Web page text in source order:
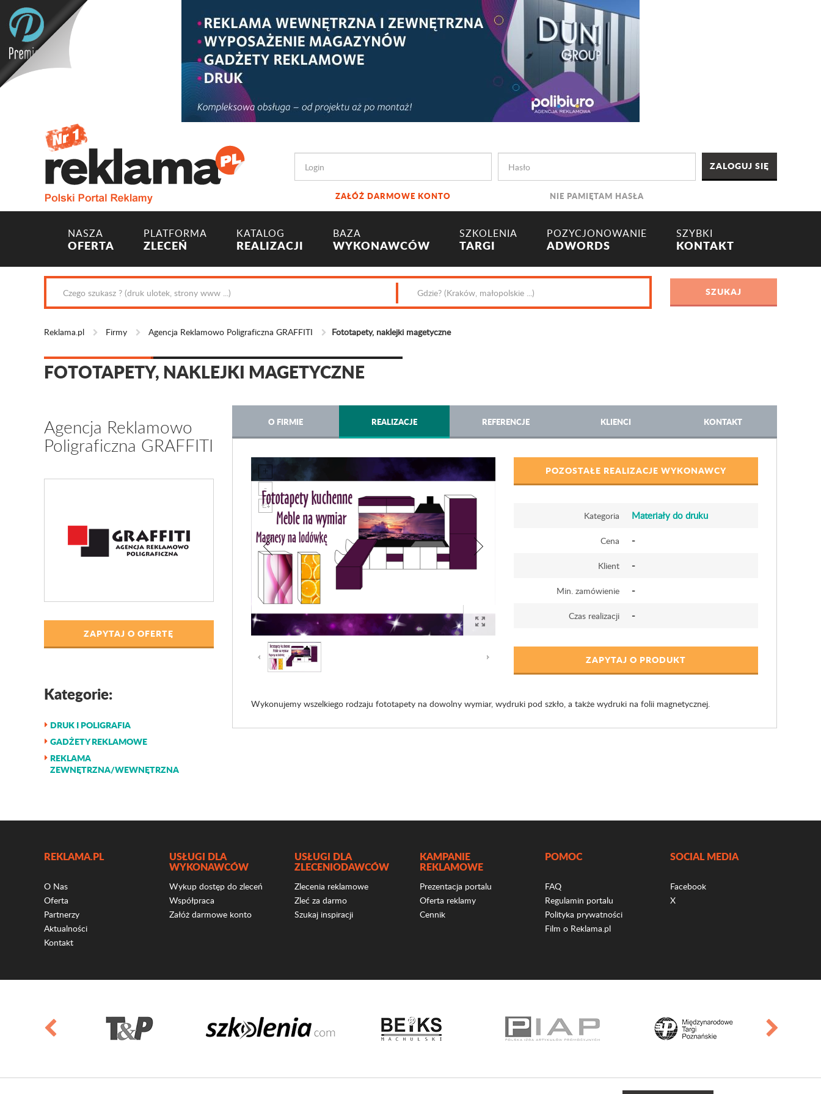
ZAŁÓŻ DARMOWE KONTO NIE PAMIĘTAM HASŁA
NASZA
OFERTA
PLATFORMA
ZLECEŃ
KATALOG
REALIZACJI
BAZA
WYKONAWCÓW
SZKOLENIA
TARGI
POZYCJONOWANIE
ADWORDS
SZYBKI
KONTAKT
Reklama.pl Firmy Agencja Reklamowo Poligraficzna GRAFFITI Fototapety, naklejki magetyczne
FOTOTAPETY, NAKLEJKI MAGETYCZNE
Agencja Reklamowo
Poligraficzna GRAFFITI
ZAPYTAJ O OFERTĘ
Kategorie:
DRUK I POLIGRAFIA
GADŻETY REKLAMOWE
REKLAMA
ZEWNĘTRZNA/WEWNĘTRZNA
O FIRMIE REALIZACJE REFERENCJE KLIENCI KONTAKT
POZOSTAŁE REALIZACJE WYKONAWCY
Kategoria Materiały do druku
Cena -
Klient -
Min. zamówienie -
Czas realizacji -
ZAPYTAJ O PRODUKT
Wykonujemy wszelkiego rodzaju fototapety na dowolny wymiar, wydruki pod szkło, a także wydruki na folii magnetycznej.
REKLAMA.PL
O Nas
Oferta
Partnerzy
Aktualności
Kontakt
USŁUGI DLA
WYKONAWCÓW
Wykup dostęp do zleceń
Współpraca
Załóż darmowe konto
USŁUGI DLA
ZLECENIODAWCÓW
Zlecenia reklamowe
Zleć za darmo
Szukaj inspiracji
KAMPANIE
REKLAMOWE
Prezentacja portalu
Oferta reklamy
Cennik
POMOC
FAQ
Regulamin portalu
Polityka prywatności
Film o Reklama.pl
SOCIAL MEDIA
Facebook
X